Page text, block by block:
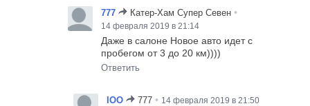
777 Катер-Хам Супер Севен •
14 февраля 2019 в 21:14
Даже в салоне Новое авто идет с
пробегом от 3 до 20 км))))
Ответить
IOO 777 • 14 февраля 2019 в 21:50